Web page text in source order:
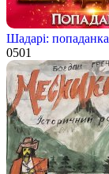
Шадарі: попаданка
0501